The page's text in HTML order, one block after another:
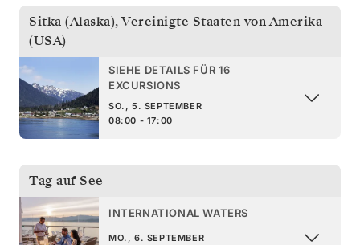
Sitka (Alaska),Vereinigte Staaten von Amerika
(USA)
SIEHE DETAILS FÜR 16
EXCURSIONS
SO., 5. SEPTEMBER
08:00 - 17:00
Tag auf See
INTERNATIONAL WATERS
MO., 6. SEPTEMBER